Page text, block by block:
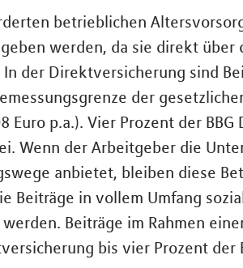
betrieblichen
werden, da sie direkt über
der Direktversicherung sind
der
Euro p.a.). Vier Prozent der BBG
Wenn der Arbeitgeber die
anbietet, bleiben diese
Beiträge in vollem Umfang
Beiträge im Rahmen
bis vier Prozent der